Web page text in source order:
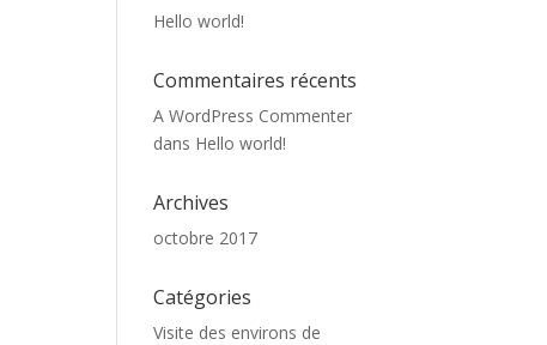
Hello world!
Commentaires récents
A WordPress Commenter
dans Hello world!
Archives
octobre 2017
Catégories
Visite des environs de